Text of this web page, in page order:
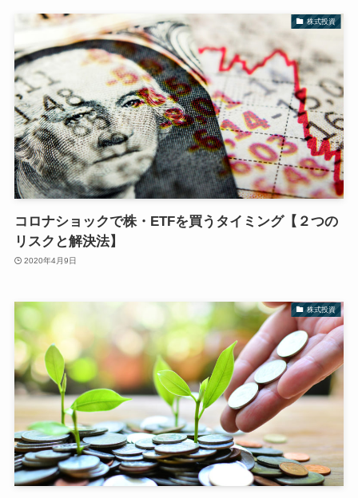
株式投資
コロナショックで株・ETFを買うタイミング【２つの
リスクと解決法】
2020年4月9日
株式投資